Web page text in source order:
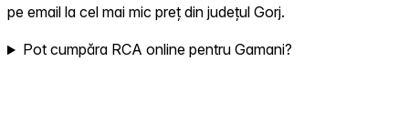
pe email la cel mai mic preț din județul Gorj.
Pot cumpăra RCA online pentru Gamani?